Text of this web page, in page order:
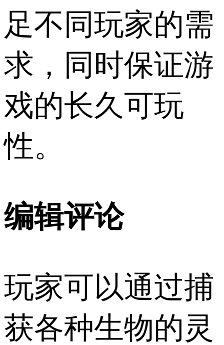
足不同玩家的需
求，同时保证游
戏的长久可玩
性。
编辑评论
玩家可以通过捕
获各种生物的灵